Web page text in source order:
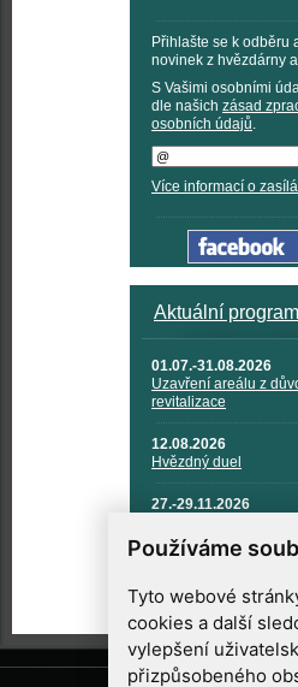
Používáme
Tyto webové
cookies a další
vylepšení
přizpůsobeného
Přihlašte se k odběru
novinek z hvězdárny
S Vašimi osobními
dle našich zásad
osobních údajů.
Více informací o
Aktuální program
01.07.-31.08.2026
Uzavření areálu z
revitalizace
12.08.2026
Hvězdný duel
27.-29.11.2026
TECHNIKA A
TECHNOLOGIE